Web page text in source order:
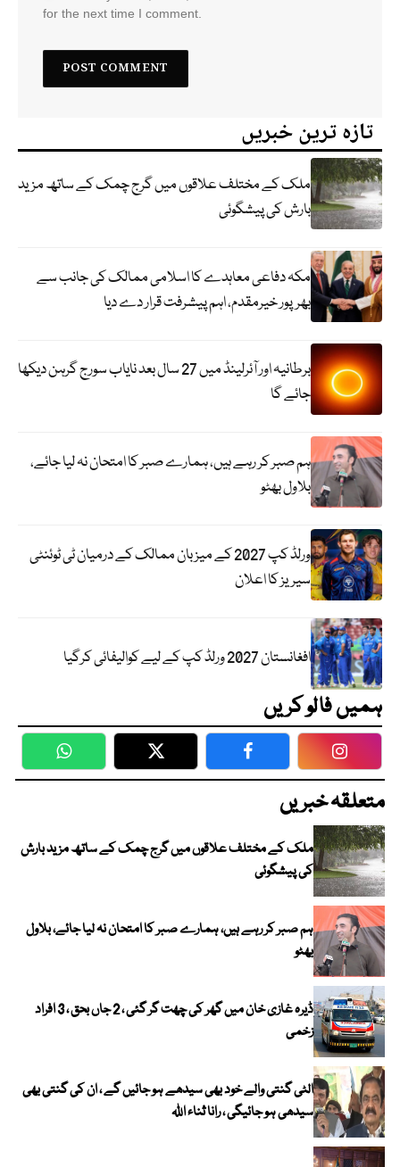
for the next time I comment.
تازہ ترین خبریں
ملک کے مختلف علاقوں میں گرج چمک کے ساتھ مزید
بارش کی پیشگوئی
مکہ دفاعی معاہدے کا اسلامی ممالک کی جانب سے
بھرپور خیرمقدم، اہم پیشرفت قرار دے دیا
برطانیہ اور آئرلینڈ میں 27 سال بعد نایاب سورج گرہن دیکھا
جائے گا
ہم صبر کر رہے ہیں، ہمارے صبر کا امتحان نہ لیا جائے،
بلاول بھٹو
ورلڈ کپ 2027 کے میزبان ممالک کے درمیان ٹی ٹوئنٹی
سیریز کا اعلان
افغانستان 2027 ورلڈ کپ کے لیے کوالیفائی کرگیا
ہمیں فالو کریں
WhatsApp Twitter Facebook
متعلقہ خبریں
ملک کے مختلف علاقوں میں گرج چمک کے ساتھ مزید بارش
کی پیشگوئی
ہم صبر کر رہے ہیں، ہمارے صبر کا امتحان نہ لیا جائے، بلاول
بھٹو
ڈیرہ غازی خان میں گھر کی چھت گر گئی ، 2 جاں بحق ، 3 افراد
زخمی
الٹی گنتی والے خود بھی سیدھے ہو جائیں گے ، ان کی گنتی بھی
سیدھی ہو جائیگی ، رانا ثناء اللہ